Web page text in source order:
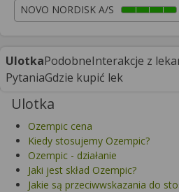
NOVO NORDISK A/S
UlotkaPodobneInterakcje z
PytaniaGdzie kupić lek
Ulotka
Ozempic cena
Kiedy stosujemy Ozempic?
Ozempic - działanie
Jaki jest skład Ozempic?
Jakie są przeciwwskazania do